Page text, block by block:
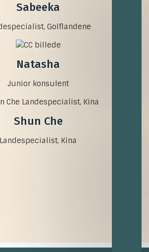
Sabeeka
Golflandene
Natasha
Junior konsulent
Shun Che
Landespecialist, Kina